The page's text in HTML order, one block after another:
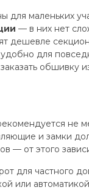
для маленьких
— в них нет
дешевле
для
обшивку
не
и замки
— от этого
для частного
или